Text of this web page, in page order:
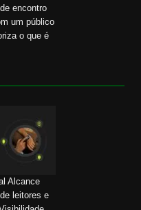
encontro
um público
o que é
Alcance
leitores e